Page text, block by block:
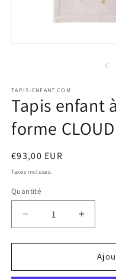
une
fenêtre
modale
TAPIS-ENFANT.COM
Tapis enfant
forme
Prix
habituel
€93,00 EUR
Taxes incluses.
Quantité
Quantité
Réduire
la
quantité
Tapis
la
Tapis